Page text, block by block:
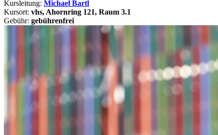
Kursleitung: Michael Bartl
Kursort: vhs, Ahornring 121, Raum 3.1
Gebühr: gebührenfrei